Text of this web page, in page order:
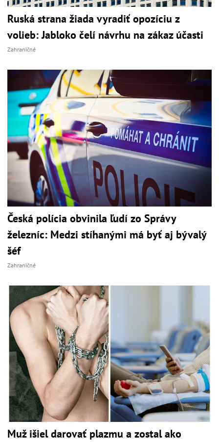
Ruská strana žiada vyradiť opozíciu z
volieb: Jabloko čelí návrhu na zákaz účasti
Zahraničné
Česká polícia obvinila ľudí zo Správy
železníc: Medzi stíhanými má byť aj bývalý
šéf
Zahraničné
Muž išiel darovať plazmu a zostal ako